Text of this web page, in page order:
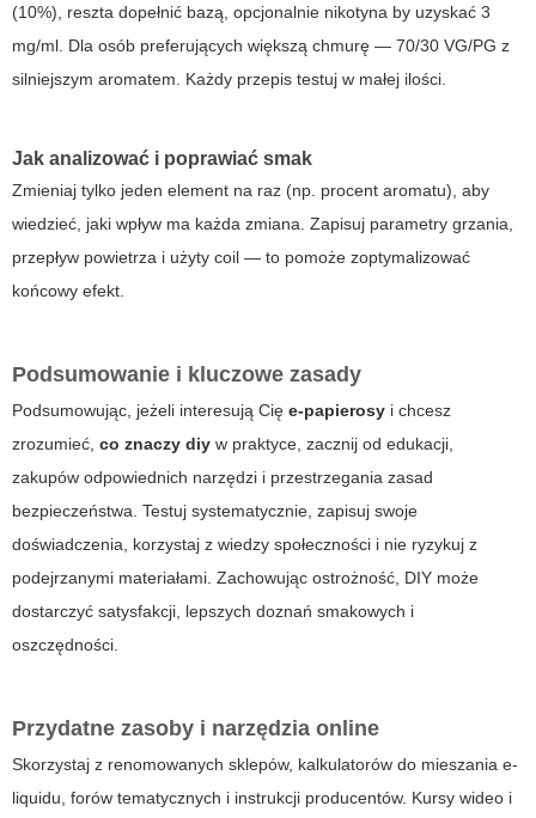
(10%), reszta dopełnić bazą, opcjonalnie nikotyna by uzyskać 3
mg/ml. Dla osób preferujących większą chmurę — 70/30 VG/PG z
silniejszym aromatem. Każdy przepis testuj w małej ilości.
Jak analizować i poprawiać smak
Zmieniaj tylko jeden element na raz (np. procent aromatu), aby
wiedzieć, jaki wpływ ma każda zmiana. Zapisuj parametry grzania,
przepływ powietrza i użyty coil — to pomoże zoptymalizować
końcowy efekt.
Podsumowanie i kluczowe zasady
Podsumowując, jeżeli interesują Cię e-papierosy i chcesz
zrozumieć, co znaczy diy w praktyce, zacznij od edukacji,
zakupów odpowiednich narzędzi i przestrzegania zasad
bezpieczeństwa. Testuj systematycznie, zapisuj swoje
doświadczenia, korzystaj z wiedzy społeczności i nie ryzykuj z
podejrzanymi materiałami. Zachowując ostrożność, DIY może
dostarczyć satysfakcji, lepszych doznań smakowych i
oszczędności.
Przydatne zasoby i narzędzia online
Skorzystaj z renomowanych sklepów, kalkulatorów do mieszania e-
liquidu, forów tematycznych i instrukcji producentów. Kursy wideo i